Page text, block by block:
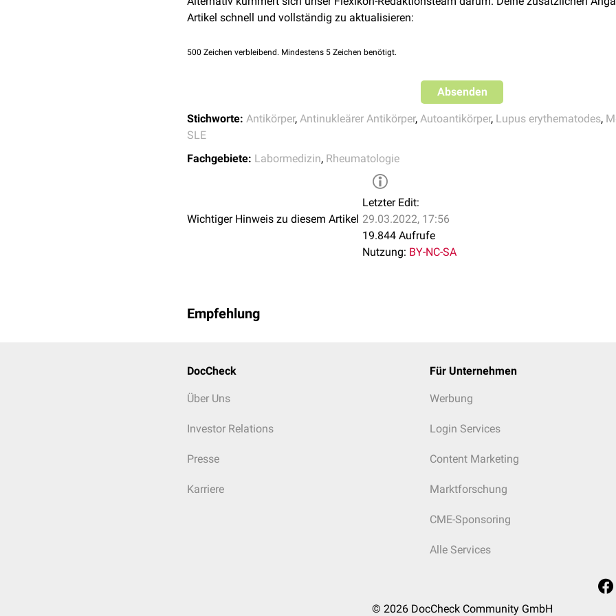
Artikel schnell und vollständig zu aktualisieren:
500 Zeichen verbleibend. Mindestens 5 Zeichen benötigt.
Absenden
Stichworte: Antikörper, Antinukleärer Antikörper, Autoantikörper, Lupus erythematodes,
SLE
Fachgebiete: Labormedizin, Rheumatologie
Wichtiger Hinweis zu diesem Artikel
Letzter Edit:
29.03.2022, 17:56
19.844 Aufrufe
Nutzung: BY-NC-SA
Empfehlung
DocCheck
Über Uns
Investor Relations
Presse
Karriere
Für Unternehmen
Werbung
Login Services
Content Marketing
Marktforschung
CME-Sponsoring
Alle Services
© 2026 DocCheck Community GmbH